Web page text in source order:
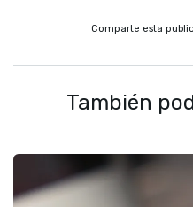
Comparte esta
También